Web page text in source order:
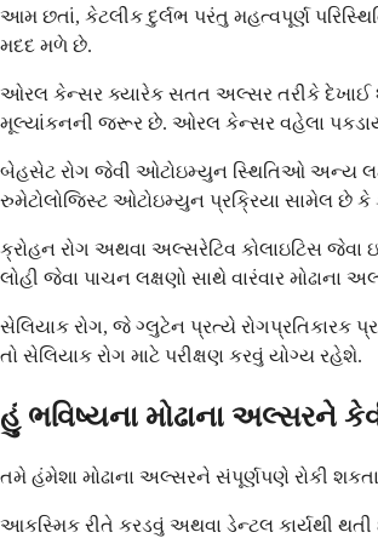
આમ છતાં, કેટલીક દુર્લભ પરંતુ મહત્વપૂર્ણ
મદદ મળે છે.
ઓરલ કેન્સર ક્યારેક સતત અલ્સર તરીકે દેખાઈ
મૂલ્યાંકનની જરૂર છે. ઓરલ કેન્સર વહેલા પકડાય
બેહસેટ રોગ જેવી ઓટોઇમ્યુન સ્થિતિઓ અન્ય
રુમેટોલોજિસ્ટ ઓટોઇમ્યુન પ્રક્રિયા સામેલ છે કે
ક્રોહન રોગ અથવા અલ્સરેટિવ કોલાઇટિસ જેવા
લોહી જેવા પાચન લક્ષણો સાથે વારંવાર મોઢાના
સેલિયાક રોગ, જે ગ્લુટેન પ્રત્યે રોગપ્રતિકારક
તો સેલિયાક રોગ માટે પરીક્ષણ કરવું યોગ્ય રહેશે.
હું ભવિષ્યના મોઢાના અલ્સરને
તમે હંમેશા મોઢાના અલ્સરને સંપૂર્ણપણે રોકી
આકસ્મિક રીતે કરડવું અથવા ડેન્ટલ કાર્યથી